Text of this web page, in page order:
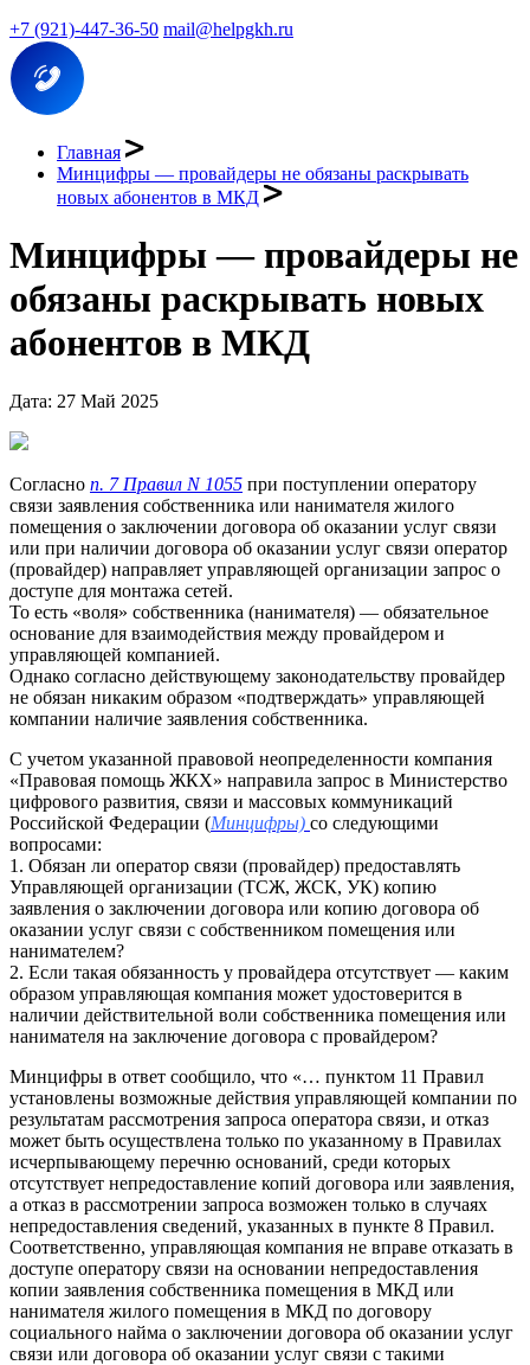
+7 (921)-447-36-50 mail@helpgkh.ru
Главная
Минцифры — провайдеры не обязаны раскрывать
новых абонентов в МКД
Минцифры — провайдеры не
обязаны раскрывать новых
абонентов в МКД
Дата: 27 Май 2025
Согласно п. 7 Правил N 1055 при поступлении оператору
связи заявления собственника или нанимателя жилого
помещения о заключении договора об оказании услуг связи
или при наличии договора об оказании услуг связи оператор
(провайдер) направляет управляющей организации запрос о
доступе для монтажа сетей.
То есть «воля» собственника (нанимателя) — обязательное
основание для взаимодействия между провайдером и
управляющей компанией.
Однако согласно действующему законодательству провайдер
не обязан никаким образом «подтверждать» управляющей
компании наличие заявления собственника.
С учетом указанной правовой неопределенности компания
«Правовая помощь ЖКХ» направила запрос в Министерство
цифрового развития, связи и массовых коммуникаций
Российской Федерации (Минцифры) со следующими
вопросами:
1. Обязан ли оператор связи (провайдер) предоставлять
Управляющей организации (ТСЖ, ЖСК, УК) копию
заявления о заключении договора или копию договора об
оказании услуг связи с собственником помещения или
нанимателем?
2. Если такая обязанность у провайдера отсутствует — каким
образом управляющая компания может удостоверится в
наличии действительной воли собственника помещения или
нанимателя на заключение договора с провайдером?
Минцифры в ответ сообщило, что «… пунктом 11 Правил
установлены возможные действия управляющей компании по
результатам рассмотрения запроса оператора связи, и отказ
может быть осуществлена только по указанному в Правилах
исчерпывающему перечню оснований, среди которых
отсутствует непредоставление копий договора или заявления,
а отказ в рассмотрении запроса возможен только в случаях
непредоставления сведений, указанных в пункте 8 Правил.
Соответственно, управляющая компания не вправе отказать в
доступе оператору связи на основании непредоставления
копии заявления собственника помещения в МКД или
нанимателя жилого помещения в МКД по договору
социального найма о заключении договора об оказании услуг
связи или договора об оказании услуг связи с такими